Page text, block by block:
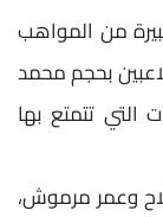
من المواهب
بحجم محمد
تتمتع بها
وعمر مرموش،